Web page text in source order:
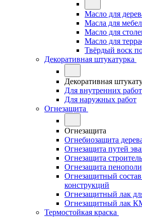
Масло для
Масла для
Масло для
Масло для
Твёрдый воск
Декоративная штукатурка
Декоративная
Для внутренних работ
Для наружных работ
Огнезащита
Огнезащита
Огнебиозащита
Огнезащита путей
Огнезащита
Огнезащита
Огнезащитный
конструкций
Огнезащитный лак
Огнезащитный лак
Термостойкая краска